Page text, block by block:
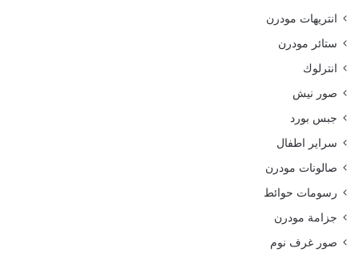
انتريهات مودرن
ستائر مودرن
انترلوك
صور نيش
جبس بورد
سراير اطفال
صالونات مودرن
رسومات حوائط
جزامة مودرن
صور غرف نوم